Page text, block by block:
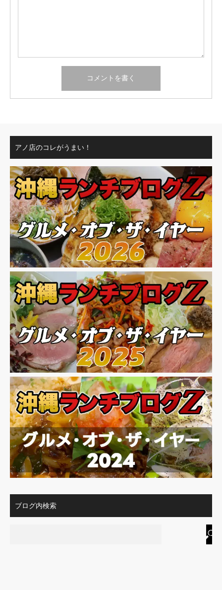
アノ店のコレがうまい！
ブログ内検索